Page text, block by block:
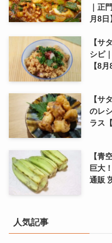
｜正
月8日
【サ
シピ
【8月
【サ
のレ
ラス
【青
巨大
通販
人気記事